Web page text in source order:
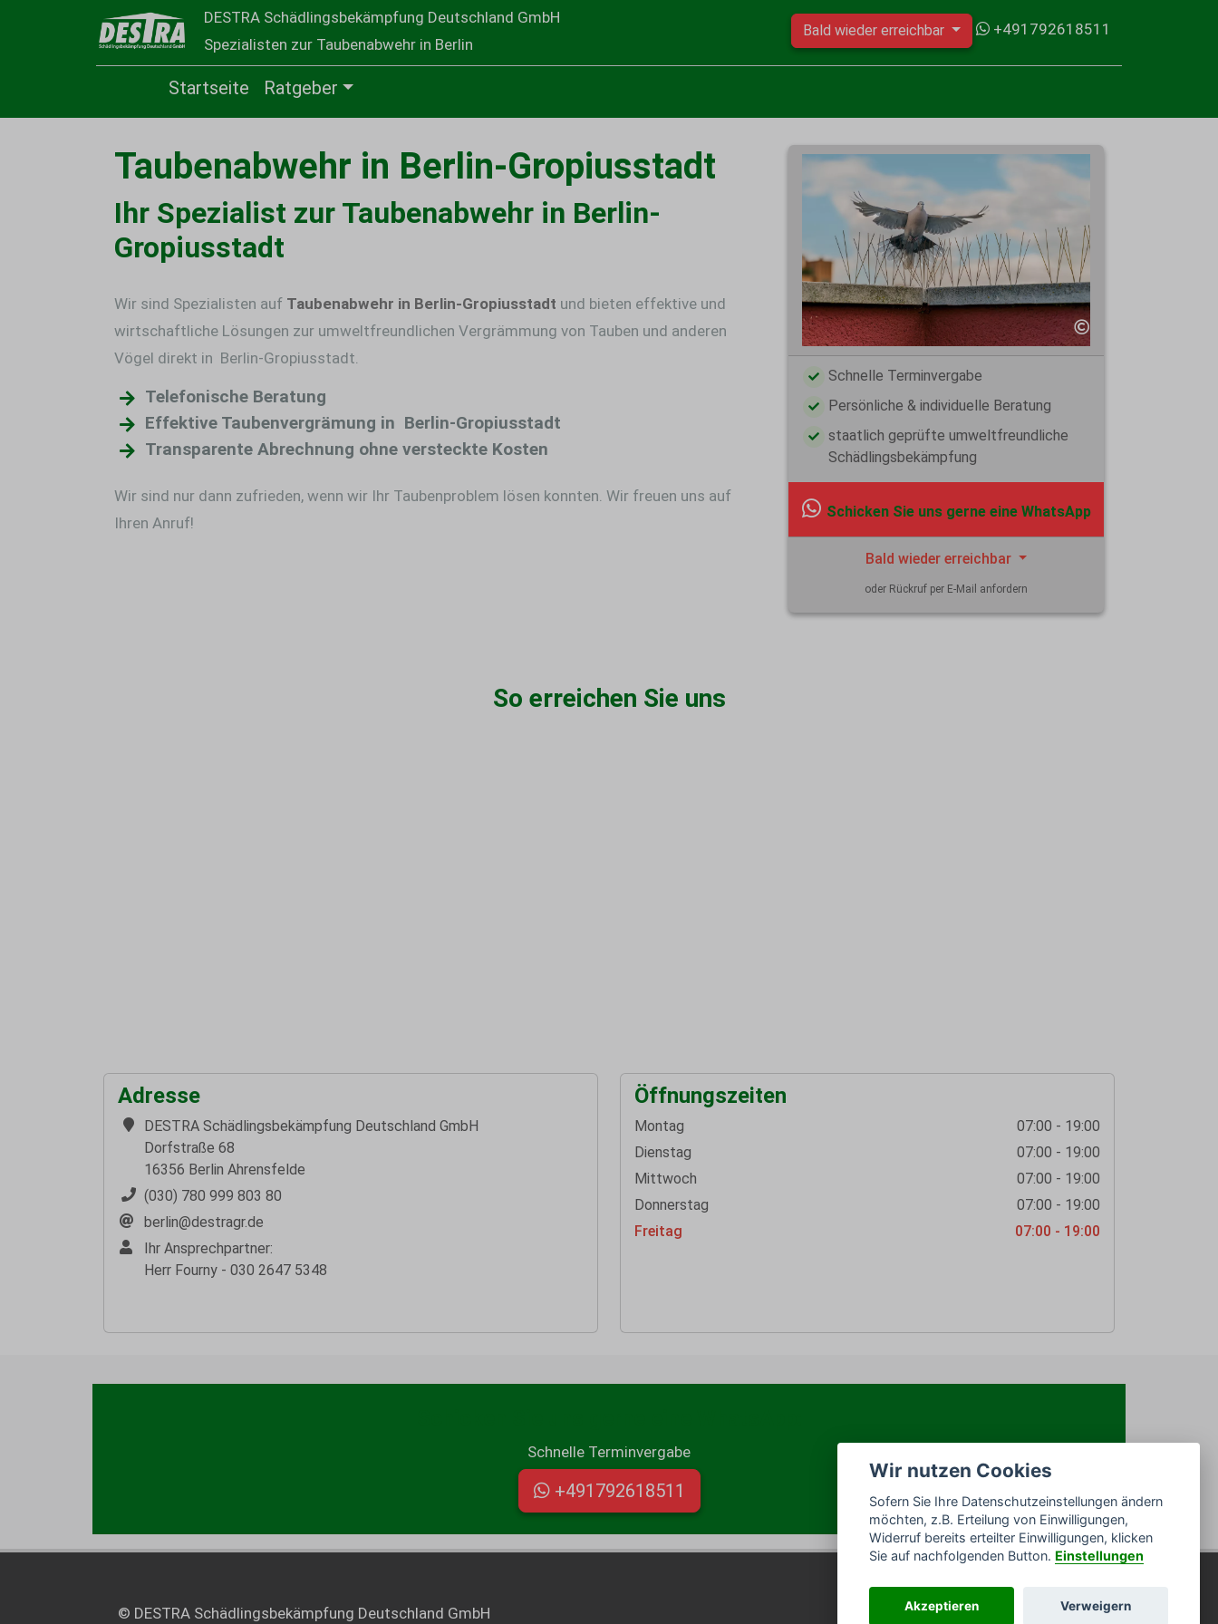
DESTRA Schädlingsbekämpfung Deutschland GmbH
Spezialisten zur Taubenabwehr in Berlin
Bald wieder erreichbar +491792618511
Startseite Ratgeber
Taubenabwehr in Berlin-Gropiusstadt
Ihr Spezialist zur Taubenabwehr in Berlin-
Gropiusstadt
Wir sind Spezialisten auf Taubenabwehr in Berlin-Gropiusstadt und bieten effektive und
wirtschaftliche Lösungen zur umweltfreundlichen Vergrämmung von Tauben und anderen
Vögel direkt in Berlin-Gropiusstadt.
Telefonische Beratung
Effektive Taubenvergrämung in Berlin-Gropiusstadt
Transparente Abrechnung ohne versteckte Kosten
Wir sind nur dann zufrieden, wenn wir Ihr Taubenproblem lösen konnten. Wir freuen uns auf
Ihren Anruf!
Schnelle Terminvergabe
Persönliche & individuelle Beratung
staatlich geprüfte umweltfreundliche
Schädlingsbekämpfung
Schicken Sie uns gerne eine WhatsApp
Bald wieder erreichbar
oder Rückruf per E-Mail anfordern
So erreichen Sie uns
Adresse
DESTRA Schädlingsbekämpfung Deutschland GmbH
Dorfstraße 68
16356 Berlin Ahrensfelde
(030) 780 999 803 80
berlin@destragr.de
Ihr Ansprechpartner:
Herr Fourny - 030 2647 5348
Öffnungszeiten
Montag
07:00 - 19:00
Dienstag
07:00 - 19:00
Mittwoch
07:00 - 19:00
Donnerstag
07:00 - 19:00
Freitag
07:00 - 19:00
Schnelle Terminvergabe
+491792618511
© DESTRA Schädlingsbekämpfung Deutschland GmbH Impressum/Datenschutz Sitemap
Wir nutzen Cookies
Sofern Sie Ihre Datenschutzeinstellungen ändern
möchten, z.B. Erteilung von Einwilligungen,
Widerruf bereits erteilter Einwilligungen, klicken
Sie auf nachfolgenden Button. Einstellungen
Akzeptieren Verweigern